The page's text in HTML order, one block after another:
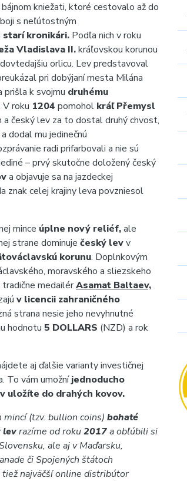
bájnom kniežati, ktoré cestovalo až do
s neľútostným
starí kronikári. Podľa nich v roku
Vladislava II.kráľovskou korunou
orlicu. Lev predstavoval
pri dobýjaní mesta Milána
prišla k svojmu druhému
roku 1204 pomohol kráľ Přemysl
a český lev za to dostal druhý chvost,
dodal mu jedinečnú
radi prifarbovali a nie sú
– prvý skutočne doložený český
a objavuje sa na jazdeckej
znak celej krajiny leva povzniesol
mince úplne nový reliéf,ale
strane dominuje český levv
korunu. Doplnkovým
moravského a sliezskeho
medailérAsamat Baltaev,
v licencii zahraničného
strana nesie jeho nevyhnutné
hodnotu 5 DOLLARS (NZD) a rok
aj ďalšie varianty investičnej
To vám umožníjednoducho
uložíte do drahých kovov.
(tzv. bullion coins) bohaté
levrazíme od roku2017a obľúbili si
ale aj v Maďarsku,
či Spojených štátoch
tiež najväčší online distribútor